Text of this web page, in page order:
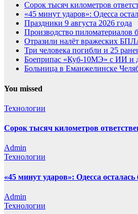
Сорок тысяч километров
«45 минут ударов»: Одесса
Праздники 9 августа 2026 года
Производство пиломатериалов
Отразили налёт вражеских
Три человека погибли и 25
Боеприпас «Куб-10МЭ» с ИИ и
Больница в Еманжелинске
You missed
Технологии
Сорок тысяч километров
Admin
Технологии
«45 минут ударов»: Одесса
Admin
Технологии